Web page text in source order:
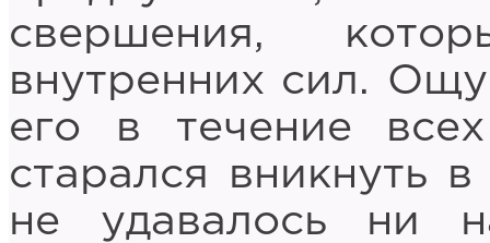
свершения,
внутренних сил.
его в течение
старался вникнуть
не удавалось ни